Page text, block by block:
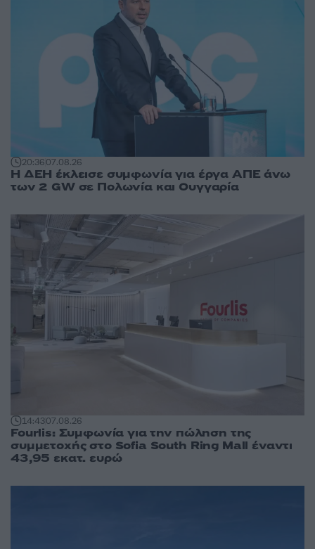
20:3607.08.26
Η ΔΕΗ έκλεισε συμφωνία για έργα ΑΠΕ άνω
των 2 GW σε Πολωνία και Ουγγαρία
14:4307.08.26
Fourlis: Συμφωνία για την πώληση της
συμμετοχής στο Sofia South Ring Mall έναντι
43,95 εκατ. ευρώ